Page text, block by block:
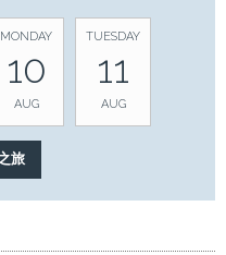
MONDAY
10
AUG
TUESDAY
11
AUG